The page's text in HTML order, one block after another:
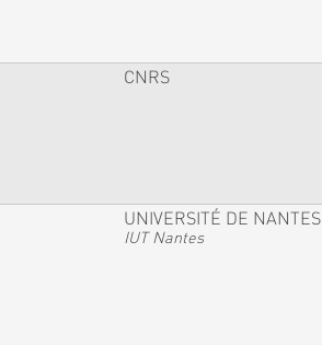
CNRS
UNIVERSITÉ DE NANTES
IUT Nantes